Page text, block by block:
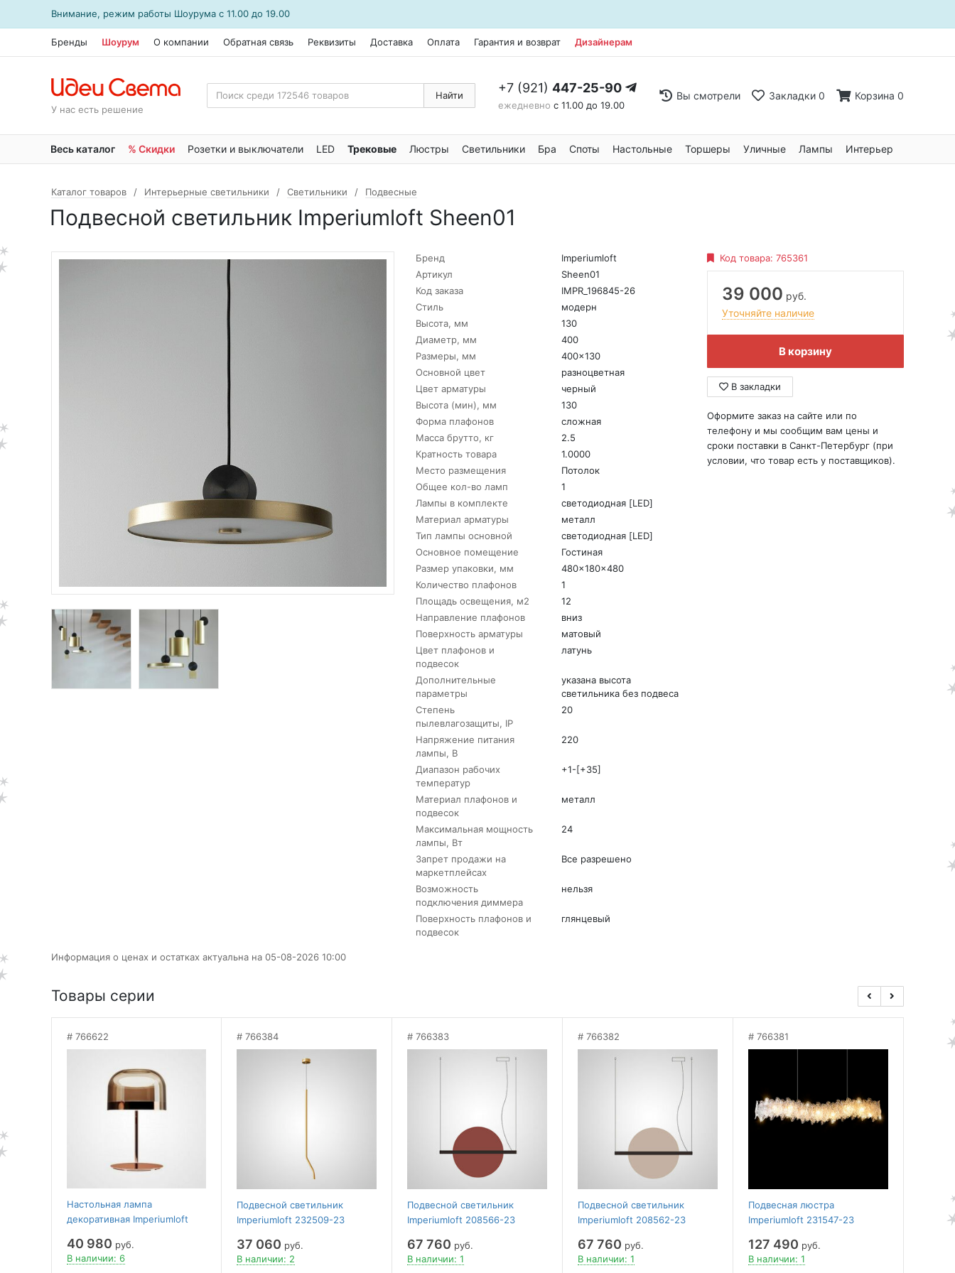
Внимание, режим работы Шоурума с 11.00 до 19.00
Бренды Шоурум О компании Обратная связь Реквизиты Доставка Оплата Гарантия и возврат Дизайнерам
У нас есть решение
Найти +7 (921) 447-25-90
ежедневно с 11.00 до 19.00
Вы смотрели Закладки 0 Корзина 0
Весь каталог % Скидки Розетки и выключатели LED Трековые Люстры Светильники Бра Споты Настольные Торшеры Уличные Лампы Интерьер
Каталог товаров Интерьерные светильники Светильники Подвесные
Подвесной светильник Imperiumloft Sheen01
Бренд
Imperiumloft
Артикул
Sheen01
Код заказа
IMPR_196845-26
Стиль
модерн
Высота, мм
130
Диаметр, мм
400
Размеры, мм
400x130
Основной цвет
разноцветная
Цвет арматуры
черный
Высота (мин), мм
130
Форма плафонов
сложная
Масса брутто, кг
2.5
Кратность товара
1.0000
Место размещения
Потолок
Общее кол-во ламп
1
Лампы в комплекте
светодиодная [LED]
Материал арматуры
металл
Тип лампы основной
светодиодная [LED]
Основное помещение
Гостиная
Размер упаковки, мм
480x180x480
Количество плафонов
1
Площадь освещения, м2
12
Направление плафонов
вниз
Поверхность арматуры
матовый
Цвет плафонов и
подвесок
латунь
Дополнительные
параметры
указана высота
светильника без подвеса
Степень
пылевлагозащиты, IP
20
Напряжение питания
лампы, В
220
Диапазон рабочих
температур
+1-[+35]
Материал плафонов и
подвесок
металл
Максимальная мощность
лампы, Вт
24
Запрет продажи на
маркетплейсах
Все разрешено
Возможность
подключения диммера
нельзя
Поверхность плафонов и
подвесок
глянцевый
Код товара: 765361
39 000 руб.
Уточняйте наличие
В корзину
В закладки
Оформите заказ на сайте или по
телефону и мы сообщим вам цены и
сроки поставки в Санкт-Петербург (при
условии, что товар есть у поставщиков).
Информация о ценах и остатках актуальна на 05-08-2026 10:00
Товары серии
766622
Настольная лампа
декоративная Imperiumloft
40 980 руб.
В наличии: 6
766384
Подвесной светильник
Imperiumloft 232509-23
37 060 руб.
В наличии: 2
766383
Подвесной светильник
Imperiumloft 208566-23
67 760 руб.
В наличии: 1
766382
Подвесной светильник
Imperiumloft 208562-23
67 760 руб.
В наличии: 1
766381
Подвесная люстра
Imperiumloft 231547-23
127 490 руб.
В наличии: 1